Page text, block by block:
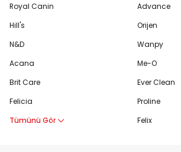
Royal Canin
Hill's
N&D
Acana
Brit Care
Felicia
Tümünü Gör
Advance
Orijen
Wanpy
Me-O
Ever Clean
Proline
Felix